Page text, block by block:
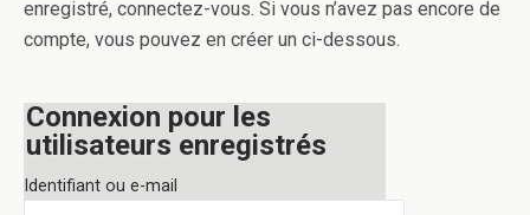
enregistré, connectez-vous. Si vous n’avez pas encore de
compte, vous pouvez en créer un ci-dessous.
Connexion pour les
utilisateurs enregistrés
Identifiant ou e-mail